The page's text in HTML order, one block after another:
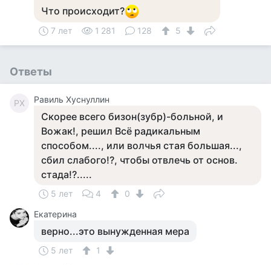
Что происходит?
7 лет 1 281 128 5
Ответы
РХ Равиль Хуснуллин
Скорее всего бизон(зубр)-больной, и
Вожак!, решил Всë радикальным
способом...., или волчья стая большая...,
сбил слабого!?, чтобы отвлечь от основ.
стада!?.....
5 лет 4
0
Екатерина
верно...это вынужденная мера
5 лет 1